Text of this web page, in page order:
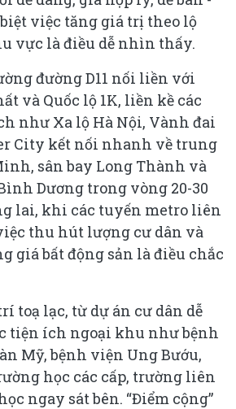
việc tăng giá trị theo lộ
vực là điều dễ nhìn thấy.
đường D11 nối liền với
và Quốc lộ 1K, liền kề các
như Xa lộ Hà Nội, Vành đai
City kết nối nhanh về trung
sân bay Long Thành và
Dương trong vòng 20-30
lai, khi các tuyến metro liên
thu hút lượng cư dân và
giá bất động sản là điều chắc
toạ lạc, từ dự án cư dân dễ
tiện ích ngoại khu như bệnh
Mỹ, bệnh viện Ung Bướu,
học các cấp, trường liên
ngay sát bên. “Điểm cộng”